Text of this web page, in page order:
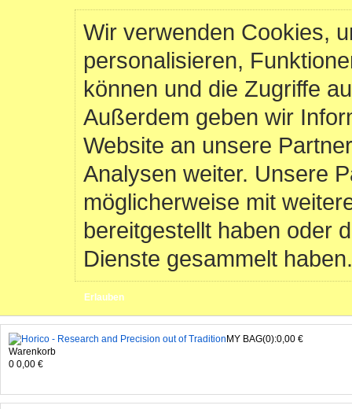
Wir verwenden Cookies,
personalisieren,
können und die Zugriffe
Außerdem geben wir
Website an unsere
Analysen weiter. Unsere
möglicherweise mit
bereitgestellt haben oder
Dienste gesammelt haben.
Erlauben
MY BAG(0):0,00 €
Warenkorb
0 0,00 €